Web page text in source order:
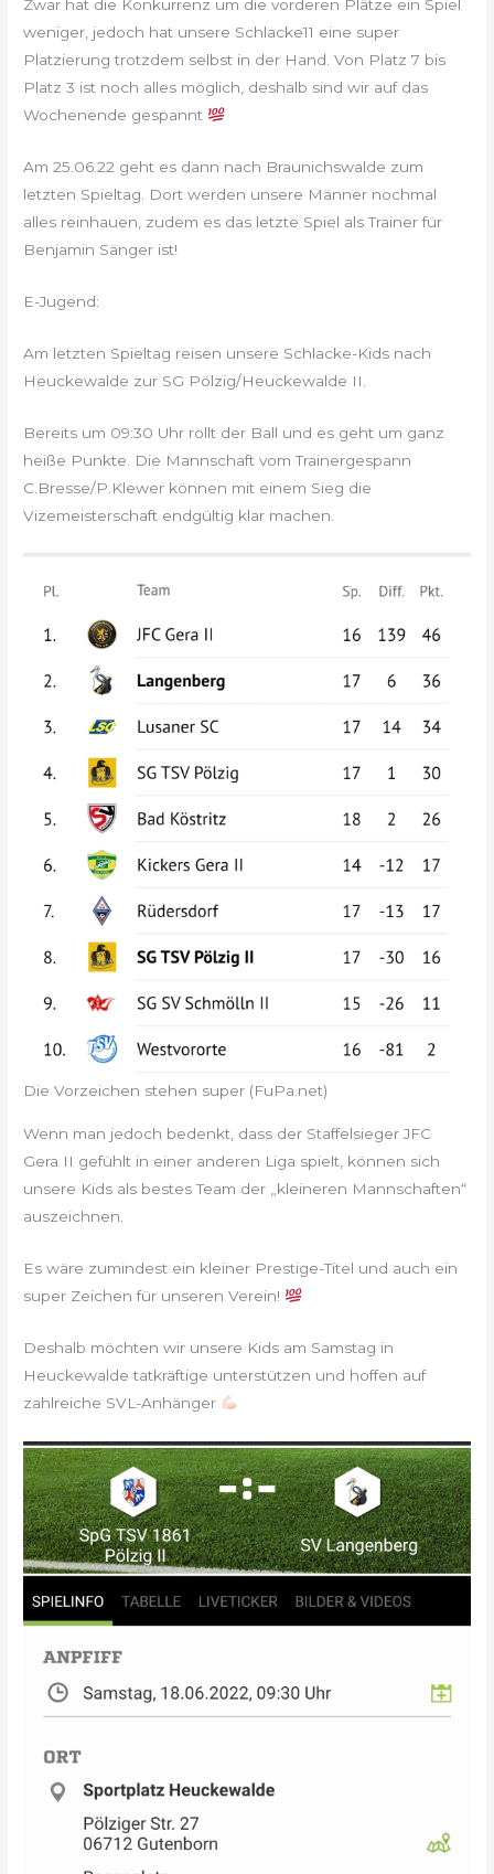
Zwar hat die Konkurrenz um die vorderen Plätze ein Spiel
weniger, jedoch hat unsere Schlacke11 eine super
Platzierung trotzdem selbst in der Hand. Von Platz 7 bis
Platz 3 ist noch alles möglich, deshalb sind wir auf das
Wochenende gespannt
Am 25.06.22 geht es dann nach Braunichswalde zum
letzten Spieltag. Dort werden unsere Männer nochmal
alles reinhauen, zudem es das letzte Spiel als Trainer für
Benjamin Sänger ist!
E-Jugend:
Am letzten Spieltag reisen unsere Schlacke-Kids nach
Heuckewalde zur SG Pölzig/Heuckewalde II.
Bereits um 09:30 Uhr rollt der Ball und es geht um ganz
heiße Punkte. Die Mannschaft vom Trainergespann
C.Bresse/P.Klewer können mit einem Sieg die
Vizemeisterschaft endgültig klar machen.
Die Vorzeichen stehen super (FuPa.net)
Wenn man jedoch bedenkt, dass der Staffelsieger JFC
Gera II gefühlt in einer anderen Liga spielt, können sich
unsere Kids als bestes Team der „kleineren Mannschaften“
auszeichnen.
Es wäre zumindest ein kleiner Prestige-Titel und auch ein
super Zeichen für unseren Verein!
Deshalb möchten wir unsere Kids am Samstag in
Heuckewalde tatkräftige unterstützen und hoffen auf
zahlreiche SVL-Anhänger